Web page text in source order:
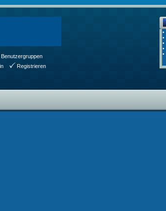
Benutzergruppen
Registrieren